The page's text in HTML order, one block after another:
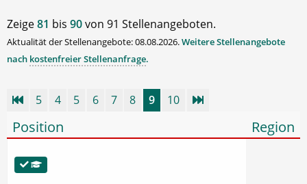
Zeige81 bis 90von 91 Stellenangeboten.
Aktualität der Stellenangebote: 08.08.2026.Weitere Stellenangebote
nach kostenfreier Stellenanfrage.
5 4 5 6 7 8 9 10
Position Region